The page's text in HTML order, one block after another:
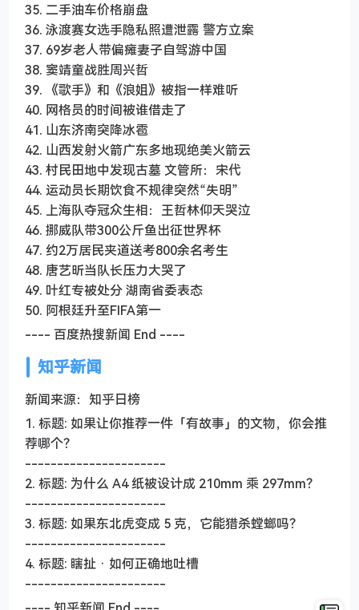
35. 二手油车价格崩盘
36. 泳渡赛女选手隐私照遭泄露 警方立案
37. 69岁老人带偏瘫妻子自驾游中国
38. 窦靖童战胜周兴哲
39. 《歌手》和《浪姐》被指一样难听
40. 网格员的时间被谁借走了
41. 山东济南突降冰雹
42. 山西发射火箭广东多地现绝美火箭云
43. 村民田地中发现古墓 文管所：宋代
44. 运动员长期饮食不规律突然“失明”
45. 上海队夺冠众生相：王哲林仰天哭泣
46. 挪威队带300公斤鱼出征世界杯
47. 约2万居民夹道送考800余名考生
48. 唐艺昕当队长压力大哭了
49. 叶红专被处分 湖南省委表态
50. 阿根廷升至FIFA第一
---- 百度热搜新闻 End ----
知乎新闻
新闻来源：知乎日榜
1. 标题: 如果让你推荐一件「有故事」的文物，你会推
荐哪个？
----------------------
2. 标题: 为什么 A4 纸被设计成 210mm 乘 297mm？
----------------------
3. 标题: 如果东北虎变成 5 克，它能猎杀螳螂吗？
----------------------
4. 标题: 瞎扯 · 如何正确地吐槽
----------------------